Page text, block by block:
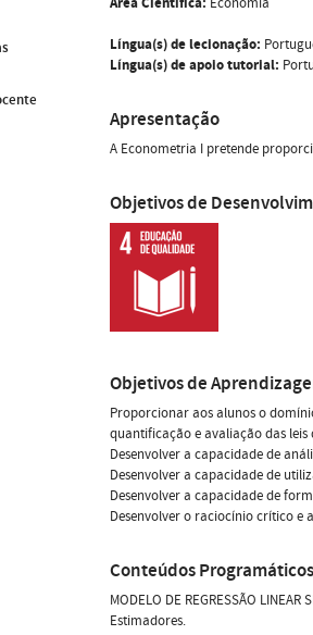
Língua(s) de lecionação:
Língua(s) de apoio tutorial:
Apresentação
A Econometria I pretende
Objetivos de
Objetivos de
Proporcionar aos alunos o
quantificação e avaliação das
Desenvolver a capacidade de
Desenvolver a capacidade de
Desenvolver a capacidade de
Desenvolver o raciocínio crítico e
Conteúdos Programáticos
MODELO DE REGRESSÃO
Estimadores.